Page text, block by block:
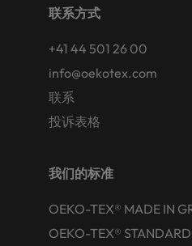
联系方式
+41 44 501 26 00
info@oekotex.com
联系
投诉表格
我们的标准
OEKO-TEX® MADE IN
OEKO-TEX®